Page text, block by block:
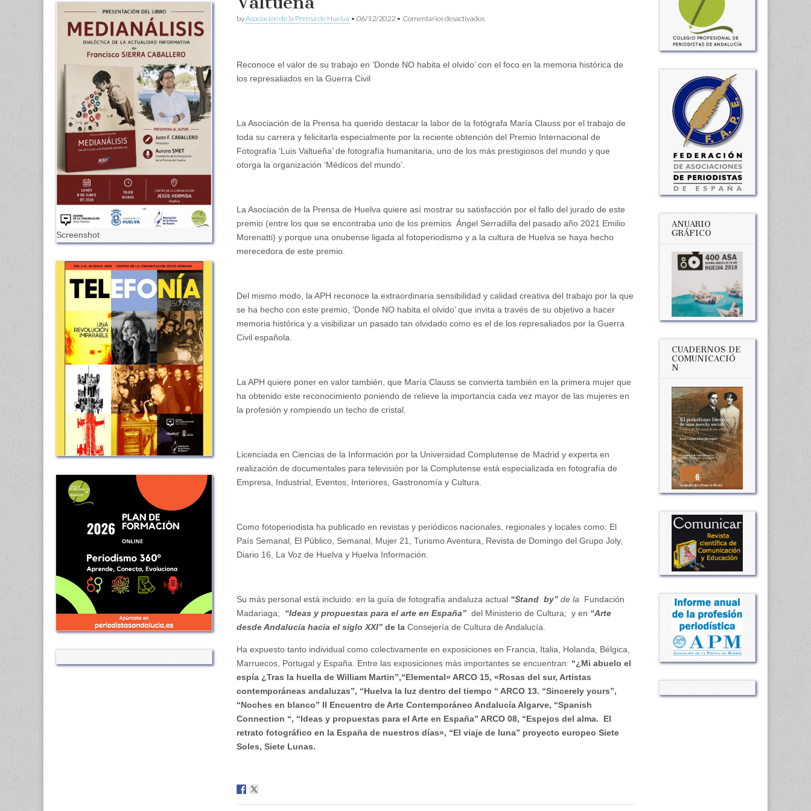
byAsociacion de la Prensa de Huelva • 06/12/2022 • Comentarios desactivadosen
labor
felicita
por
obtención
Reconoce el valor de su trabajo en ‘Donde NO habita el olvido’ con el foco en la memoria histórica de
los represaliados en la Guerra Civil
La Asociación de la Prensa ha querido destacar la labor de la fotógrafa María Clauss por el trabajo de
toda su carrera y felicitarla especialmente por la reciente obtención del Premio Internacional de
Fotografía ‘Luis Valtueña’ de fotografía humanitaria, uno de los más prestigiosos del mundo y que
otorga la organización ‘Médicos del mundo’.
La Asociación de la Prensa de Huelva quiere así mostrar su satisfacción por el fallo del jurado de este
premio (entre los que se encontraba uno de los premios Ángel Serradilla del pasado año 2021 Emilio
Morenatti) y porque una onubense ligada al fotoperiodismo y a la cultura de Huelva se haya hecho
merecedora de este premio.
Del mismo modo, la APH reconoce la extraordinaria sensibilidad y calidad creativa del trabajo por la que
se ha hecho con este premio, ‘Donde NO habita el olvido’ que invita a través de su objetivo a hacer
memoria histórica y a visibilizar un pasado tan olvidado como es el de los represaliados por la Guerra
Civil española.
La APH quiere poner en valor también, que María Clauss se convierta también en la primera mujer que
ha obtenido este reconocimiento poniendo de relieve la importancia cada vez mayor de las mujeres en
la profesión y rompiendo un techo de cristal.
Licenciada en Ciencias de la Información por la Universidad Complutense de Madrid y experta en
realización de documentales para televisión por la Complutense está especializada en fotografía de
Empresa, Industrial, Eventos, Interiores, Gastronomía y Cultura.
Como fotoperiodista ha publicado en revistas y periódicos nacionales, regionales y locales como: El
País Semanal, El Público, Semanal, Mujer 21, Turismo Aventura, Revista de Domingo del Grupo Joly,
Diario 16, La Voz de Huelva y Huelva Información.
Su más personal está incluido: en la guía de fotografía andaluza actual “Stand by” de la Fundación
Madariaga;
“Ideas y propuestas para el arte en España” del Ministerio de Cultura; y en “Arte
desde Andalucía hacia el siglo XXI” de la Consejería de Cultura de Andalucía.
Ha expuesto tanto individual como colectivamente en exposiciones en Francia, Italia, Holanda, Bélgica,
Marruecos, Portugal y España. Entre las exposiciones más importantes se encuentran: “¿Mi abuelo el
espía ¿Tras la huella de William Martin”,“Elemental» ARCO 15, «Rosas del sur, Artistas
contemporáneas andaluzas”, “Huelva la luz dentro del tiempo “ ARCO 13. “Sincerely yours”,
“Noches en blanco” II Encuentro de Arte Contemporáneo Andalucía Algarve, “Spanish
Connection “, “Ideas y propuestas para el Arte en España” ARCO 08, “Espejos del alma. El
retrato fotográfico en la España de nuestros días», “El viaje de luna” proyecto europeo Siete
Soles, Siete Lunas.
Screenshot
ANUARIO
GRÁFICO
CUADERNOS DE
COMUNICACIÓ
N